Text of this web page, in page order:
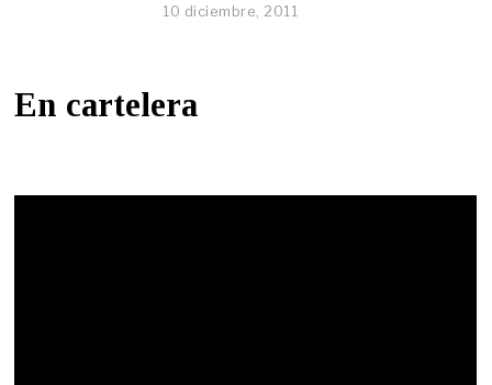
10 diciembre, 2011
En cartelera